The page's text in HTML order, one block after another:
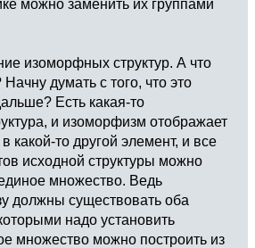
можно заменить их группами
изоморфных структур. А что
думать с того, что это
Есть какая-то
и изоморфизм отображает
какой-то другой элемент, и все
исходной структуры можно
множество. Ведь
должны существовать оба
надо установить
множество можно построить из